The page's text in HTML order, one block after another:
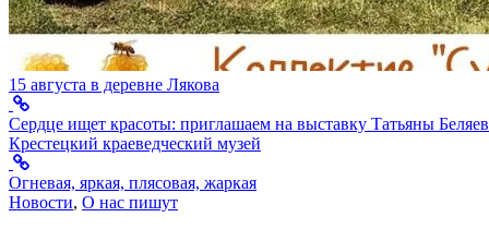
15 августа в деревне Лякова
Сердце ищет красоты: приглашаем на выставку Татьяны
Крестецкий краеведческий музей
Огневая, яркая, плясовая, жаркая
Новости, О нас пишут